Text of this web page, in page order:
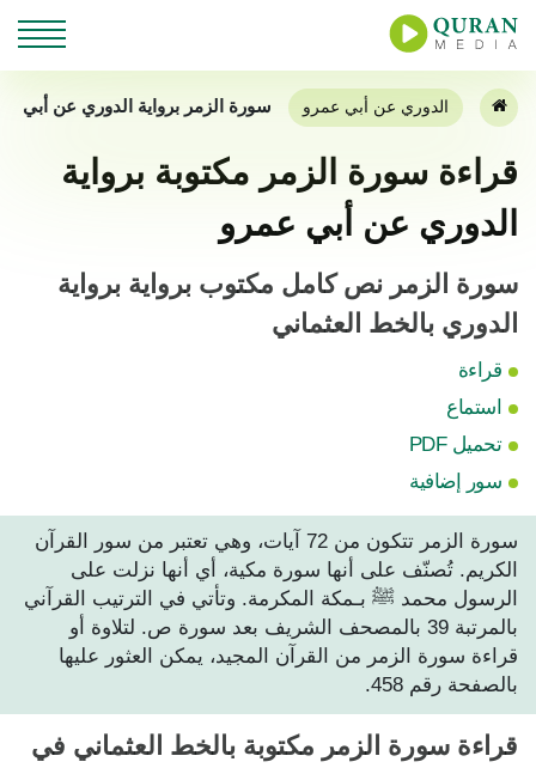
الدوري عن أبي عمرو سورة الزمر برواية الدوري عن أبي
قراءة سورة الزمر مكتوبة برواية
الدوري عن أبي عمرو
سورة الزمر نص كامل مكتوب برواية برواية
الدوري بالخط العثماني
قراءة
استماع
تحميل PDF
سور إضافية
سورة الزمر تتكون من 72 آيات، وهي تعتبر من سور القرآن
الكريم. تُصنّف على أنها سورة مكية، أي أنها نزلت على
الرسول محمد ﷺ بـمكة المكرمة. وتأتي في الترتيب القرآني
بالمرتبة 39 بالمصحف الشريف بعد سورة ص. لتلاوة أو
قراءة سورة الزمر من القرآن المجيد، يمكن العثور عليها
بالصفحة رقم 458.
قراءة سورة الزمر مكتوبة بالخط العثماني في